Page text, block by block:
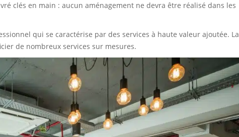
clés en main : aucun aménagement ne devra être réalisé dans les
qui se caractérise par des services à haute valeur ajoutée. La
de nombreux services sur mesures.